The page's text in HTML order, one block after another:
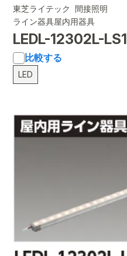
東芝ライテック 間接照明
ライン器具屋内用器具
LEDL-12302L-LS1
比較する
LED